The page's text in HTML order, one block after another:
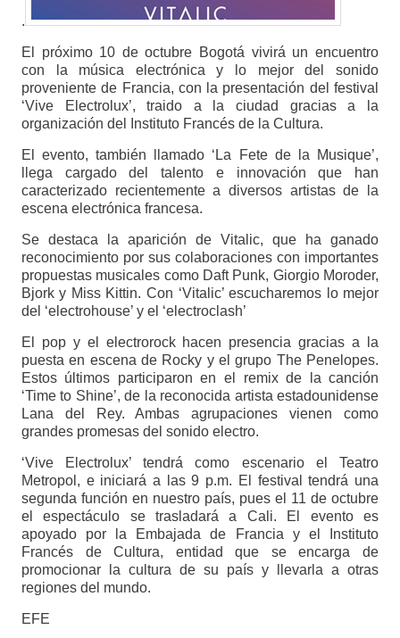
.
El próximo 10 de octubre Bogotá vivirá un encuentro
con la música electrónica y lo mejor del sonido
proveniente de Francia, con la presentación del festival
‘Vive Electrolux’, traido a la ciudad gracias a la
organización del Instituto Francés de la Cultura.
El evento, también llamado ‘La Fete de la Musique’,
llega cargado del talento e innovación que han
caracterizado recientemente a diversos artistas de la
escena electrónica francesa.
Se destaca la aparición de Vitalic, que ha ganado
reconocimiento por sus colaboraciones con importantes
propuestas musicales como Daft Punk, Giorgio Moroder,
Bjork y Miss Kittin. Con ‘Vitalic’ escucharemos lo mejor
del ‘electrohouse’ y el ‘electroclash’
El pop y el electrorock hacen presencia gracias a la
puesta en escena de Rocky y el grupo The Penelopes.
Estos últimos participaron en el remix de la canción
‘Time to Shine’, de la reconocida artista estadounidense
Lana del Rey. Ambas agrupaciones vienen como
grandes promesas del sonido electro.
‘Vive Electrolux’ tendrá como escenario el Teatro
Metropol, e iniciará a las 9 p.m. El festival tendrá una
segunda función en nuestro país, pues el 11 de octubre
el espectáculo se trasladará a Cali. El evento es
apoyado por la Embajada de Francia y el Instituto
Francés de Cultura, entidad que se encarga de
promocionar la cultura de su país y llevarla a otras
regiones del mundo.
EFE